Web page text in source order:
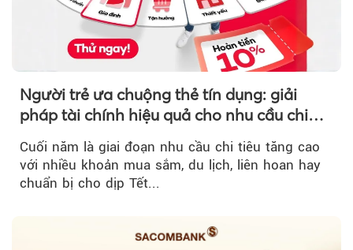
Người trẻ ưa chuộng thẻ tín dụng: giải
pháp tài chính hiệu quả cho nhu cầu chi
Cuối năm là giai đoạn nhu cầu chi tiêu tăng cao
với nhiều khoản mua sắm, du lịch, liên hoan hay
chuẩn bị cho dịp Tết...